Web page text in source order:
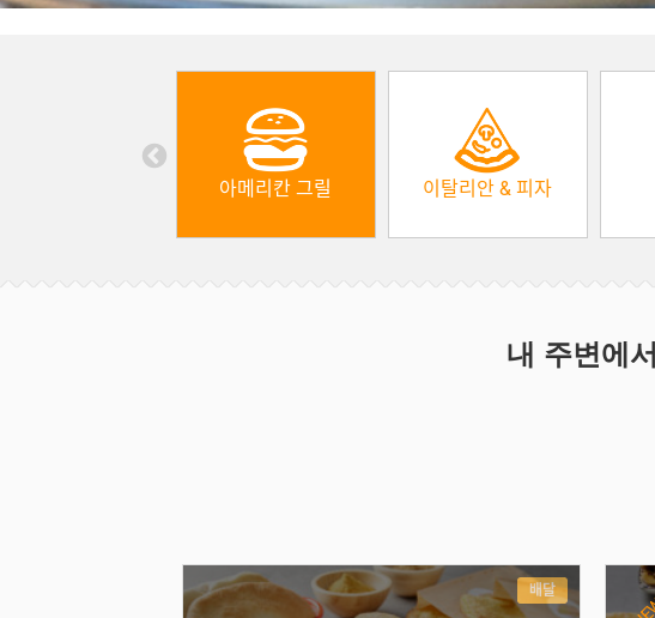
아메리칸 그릴 이탈리안 & 피자
내 주변에
배달